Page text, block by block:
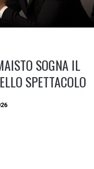
SOGNA IL
SPETTACOLO